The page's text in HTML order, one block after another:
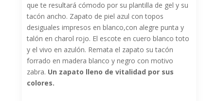
que te resultará cómodo por su plantilla de gel y su
tacón ancho. Zapato de piel azul con topos
desiguales impresos en blanco,con alegre punta y
talón en charol rojo. El escote en cuero blanco toto
y el vivo en azulón. Remata el zapato su tacón
forrado en madera blanco y negro con motivo
zabra. Un zapato lleno de vitalidad por sus
colores.